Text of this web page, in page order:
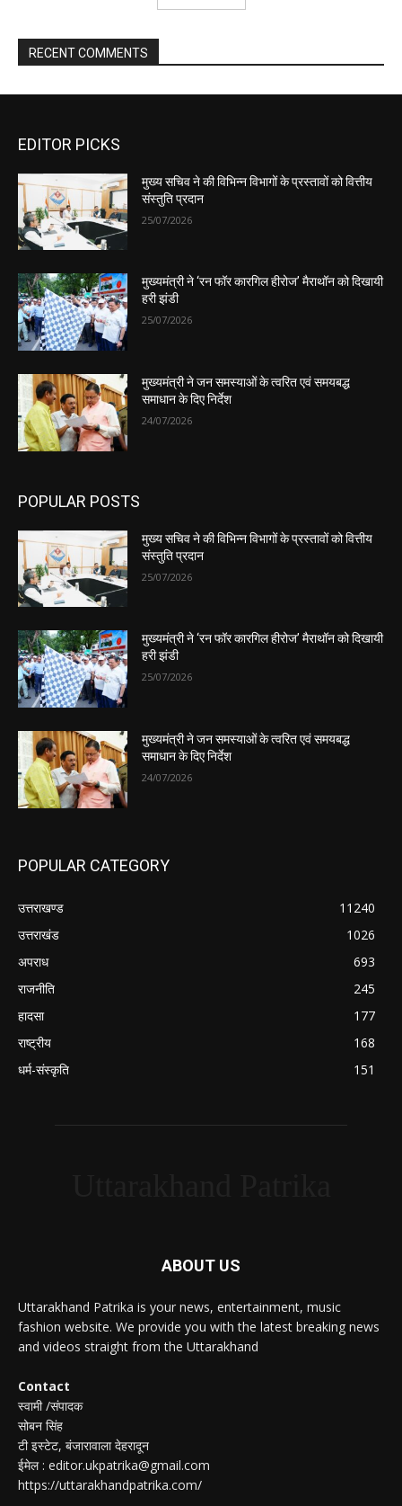
EDITOR PICKS
मुख्य सचिव ने की विभिन्न विभागों के प्रस्तावों को वित्तीय
संस्तुति प्रदान
25/07/2026
मुख्यमंत्री ने ‘रन फॉर कारगिल हीरोज’ मैराथॉन को दिखायी
हरी झंडी
25/07/2026
मुख्यमंत्री ने जन समस्याओं के त्वरित एवं समयबद्ध
समाधान के दिए निर्देश
24/07/2026
POPULAR POSTS
मुख्य सचिव ने की विभिन्न विभागों के प्रस्तावों को वित्तीय
संस्तुति प्रदान
25/07/2026
मुख्यमंत्री ने ‘रन फॉर कारगिल हीरोज’ मैराथॉन को दिखायी
हरी झंडी
25/07/2026
मुख्यमंत्री ने जन समस्याओं के त्वरित एवं समयबद्ध
समाधान के दिए निर्देश
24/07/2026
POPULAR CATEGORY
उत्तराखण्ड
11240
उत्तराखंड
1026
अपराध
693
राजनीति
245
हादसा
177
राष्ट्रीय
168
धर्म-संस्कृति
151
ABOUT US
Uttarakhand Patrika is your news, entertainment, music
fashion website. We provide you with the latest breaking news
and videos straight from the Uttarakhand
Contact
स्वामी /संपादक
सोबन सिंह
टी इस्टेट, बंजारावाला देहरादून
ईमेल : editor.ukpatrika@gmail.com
https://uttarakhandpatrika.com/